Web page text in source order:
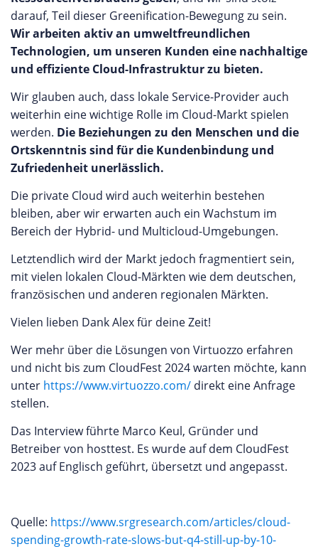
darauf, Teil dieser Greenification-Bewegung zu sein.
Wir arbeiten aktiv an umweltfreundlichen
Technologien, um unseren Kunden eine nachhaltige
und effiziente Cloud-Infrastruktur zu bieten.
Wir glauben auch, dass lokale Service-Provider auch
weiterhin eine wichtige Rolle im Cloud-Markt spielen
werden. Die Beziehungen zu den Menschen und die
Ortskenntnis sind für die Kundenbindung und
Zufriedenheit unerlässlich.
Die private Cloud wird auch weiterhin bestehen
bleiben, aber wir erwarten auch ein Wachstum im
Bereich der Hybrid- und Multicloud-Umgebungen.
Letztendlich wird der Markt jedoch fragmentiert sein,
mit vielen lokalen Cloud-Märkten wie dem deutschen,
französischen und anderen regionalen Märkten.
Vielen lieben Dank Alex für deine Zeit!
Wer mehr über die Lösungen von Virtuozzo erfahren
und nicht bis zum CloudFest 2024 warten möchte, kann
unter https://www.virtuozzo.com/ direkt eine Anfrage
stellen.
Das Interview führte Marco Keul, Gründer und
Betreiber von hosttest. Es wurde auf dem CloudFest
2023 auf Englisch geführt, übersetzt und angepasst.
Quelle: https://www.srgresearch.com/articles/cloud-
spending-growth-rate-slows-but-q4-still-up-by-10-